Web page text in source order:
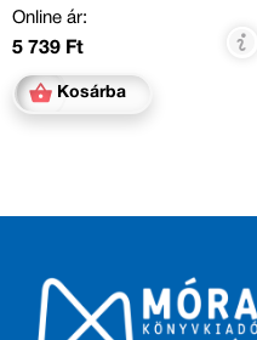
Online ár:
5 739 Ft
Kosárba